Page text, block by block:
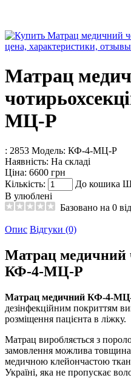
Матрац
МЦ-Р
: 2853 Модель: КФ-4-МЦ-Р
Наявність: На складі
Ціна: 6600 грн
Кількість:
До кошика
В улюблені
Базовано на 0
Опис Відгуки (0)
Матрац медичний
КФ-4-МЦ-Р
Матрац медичний КФ-4-
дезінфекційним покриттям
розміщення пацієнта в ліжку.
Матрац виробляється з
замовлення можлива
медичною клейончастою
Україні, яка не пропускає